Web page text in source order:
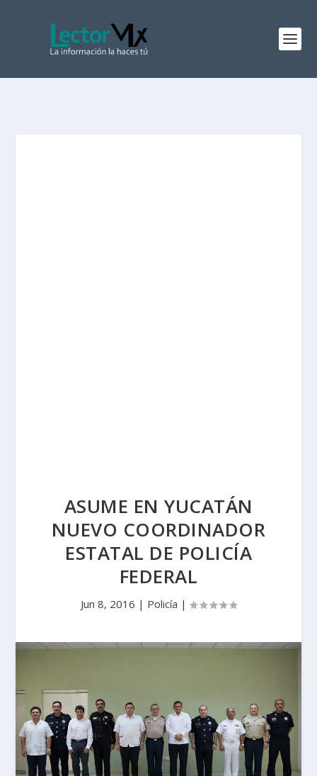
ASUME EN YUCATÁN
NUEVO COORDINADOR
ESTATAL DE POLICÍA
FEDERAL
Jun 8, 2016 | Policía |